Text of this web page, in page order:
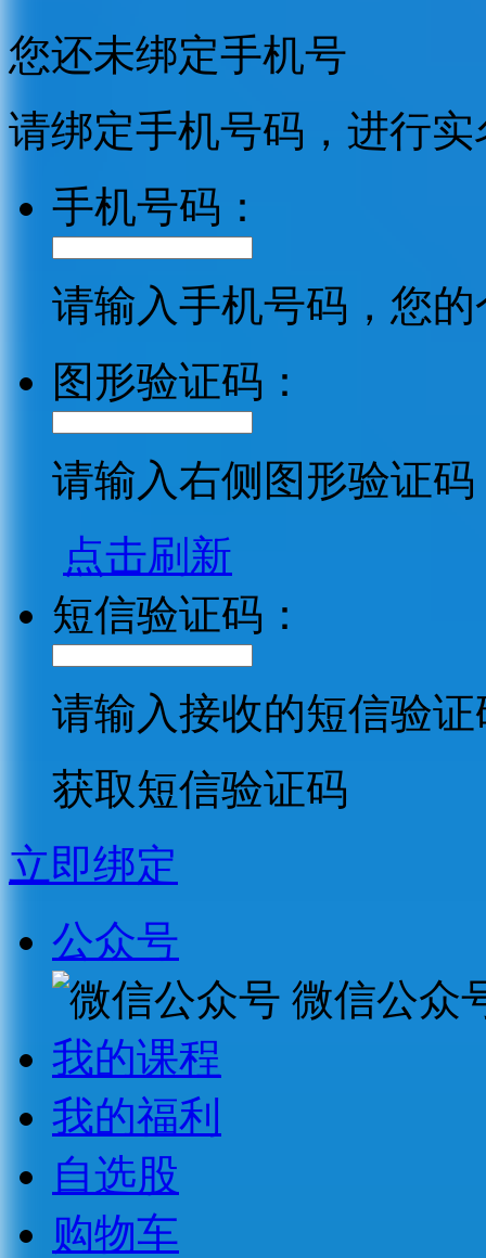
您还未绑定手机号
请绑定手机号码，进行
手机号码：
请输入手机号码，您
图形验证码：
请输入右侧图形验证码
点击刷新
短信验证码：
请输入接收的短信验证
获取短信验证码
立即绑定
公众号
微信公众
我的课程
我的福利
自选股
购物车